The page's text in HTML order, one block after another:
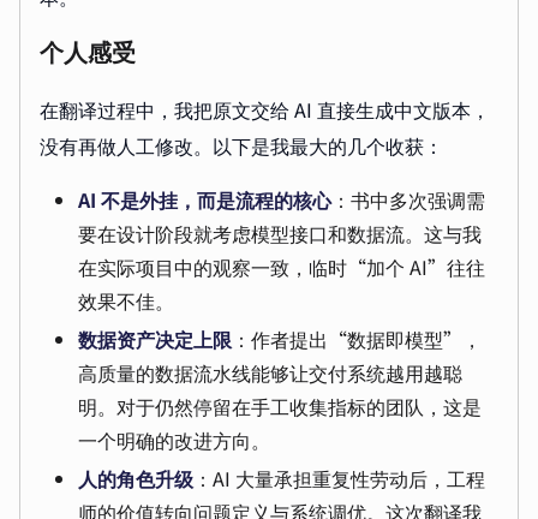
个人感受
在翻译过程中，我把原文交给 AI 直接生成中文版本，
没有再做人工修改。以下是我最大的几个收获：
AI 不是外挂，而是流程的核心：书中多次强调需
要在设计阶段就考虑模型接口和数据流。这与我
在实际项目中的观察一致，临时“加个 AI”往往
效果不佳。
数据资产决定上限 ：作者提出“数据即模型”，
高质量的数据流水线能够让交付系统越用越聪
明。对于仍然停留在手工收集指标的团队，这是
一个明确的改进方向。
人的角色升级 ：AI 大量承担重复性劳动后，工程
师的价值转向问题定义与系统调优。这次翻译我